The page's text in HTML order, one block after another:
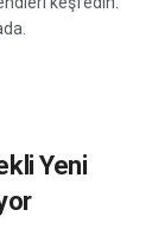
Yeni